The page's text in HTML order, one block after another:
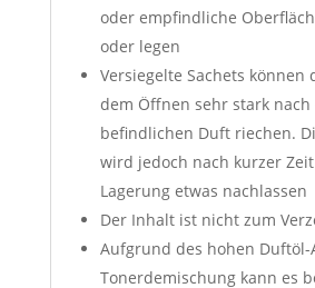
oder empfindliche
oder legen
Versiegelte Sachets können
dem Öffnen sehr stark
befindlichen Duft riechen.
wird jedoch nach kurzer
Lagerung etwas nachlassen
Der Inhalt ist nicht zum
Aufgrund des hohen
Tonerdemischung kann es